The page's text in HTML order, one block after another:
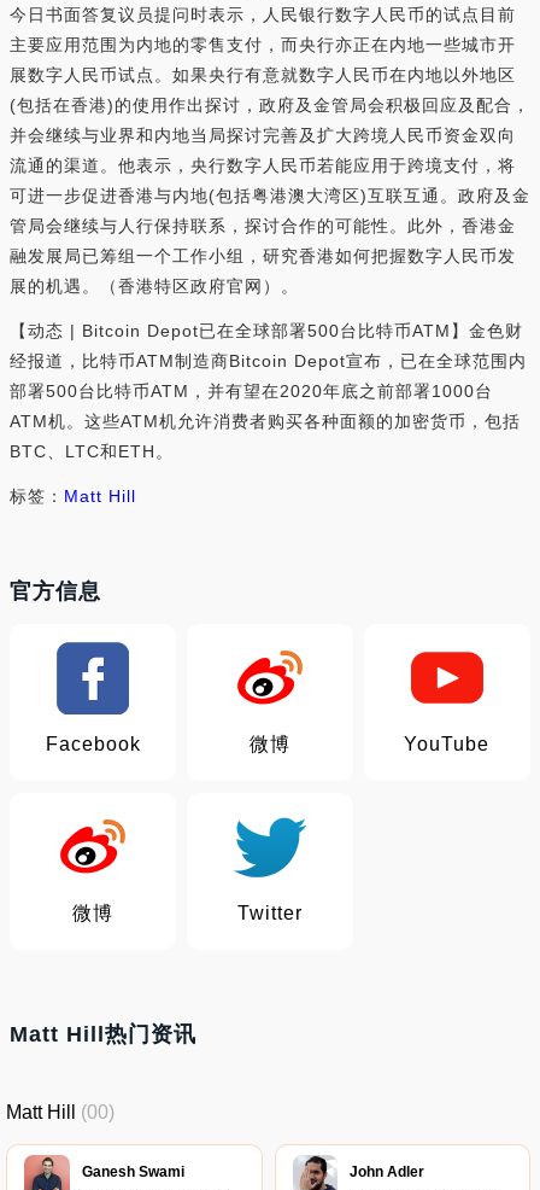
今日书面答复议员提问时表示，人民银行数字人民币的试点目前
主要应用范围为内地的零售支付，而央行亦正在内地一些城市开
展数字人民币试点。如果央行有意就数字人民币在内地以外地区
(包括在香港)的使用作出探讨，政府及金管局会积极回应及配合，
并会继续与业界和内地当局探讨完善及扩大跨境人民币资金双向
流通的渠道。他表示，央行数字人民币若能应用于跨境支付，将
可进一步促进香港与内地(包括粤港澳大湾区)互联互通。政府及金
管局会继续与人行保持联系，探讨合作的可能性。此外，香港金
融发展局已筹组一个工作小组，研究香港如何把握数字人民币发
展的机遇。（香港特区政府官网）。
【动态 | Bitcoin Depot已在全球部署500台比特币ATM】金色财
经报道，比特币ATM制造商Bitcoin Depot宣布，已在全球范围内
部署500台比特币ATM，并有望在2020年底之前部署1000台
ATM机。这些ATM机允许消费者购买各种面额的加密货币，包括
BTC、LTC和ETH。
标签： Matt Hill
官方信息
Facebook 微博 YouTube
微博 Twitter
Matt Hill热门资讯
Matt Hill (00)
Ganesh Swami
John Adler